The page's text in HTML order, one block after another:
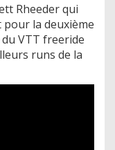
Rheeder qui
pour la deuxième
VTT freeride
runs de la